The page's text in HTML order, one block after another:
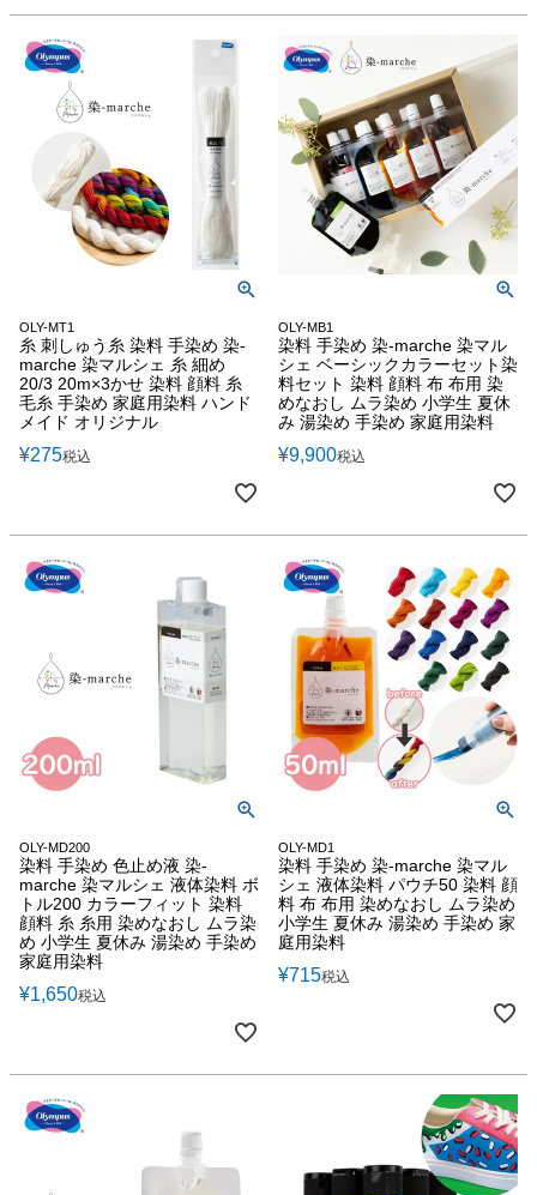
OLY-MT1
糸 刺しゅう糸 染料 手染め 染-
marche 染マルシェ 糸 細め
20/3 20m×3かせ 染料 顔料 糸
毛糸 手染め 家庭用染料 ハンド
メイド オリジナル
¥275税込
OLY-MB1
染料 手染め 染-marche 染マル
シェ ベーシックカラーセット染
料セット 染料 顔料 布 布用 染
めなおし ムラ染め 小学生 夏休
み 湯染め 手染め 家庭用染料
¥9,900税込
OLY-MD200
染料 手染め 色止め液 染-
marche 染マルシェ 液体染料 ボ
トル200 カラーフィット 染料
顔料 糸 糸用 染めなおし ムラ染
め 小学生 夏休み 湯染め 手染め
家庭用染料
¥1,650税込
OLY-MD1
染料 手染め 染-marche 染マル
シェ 液体染料 パウチ50 染料 顔
料 布 布用 染めなおし ムラ染め
小学生 夏休み 湯染め 手染め 家
庭用染料
¥715税込